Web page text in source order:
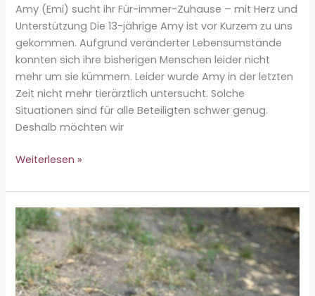
Amy (Emi) sucht ihr Für-immer-Zuhause – mit Herz und
Unterstützung Die 13-jährige Amy ist vor Kurzem zu uns
gekommen. Aufgrund veränderter Lebensumstände
konnten sich ihre bisherigen Menschen leider nicht
mehr um sie kümmern. Leider wurde Amy in der letzten
Zeit nicht mehr tierärztlich untersucht. Solche
Situationen sind für alle Beteiligten schwer genug.
Deshalb möchten wir
Amy
Weiterlesen »